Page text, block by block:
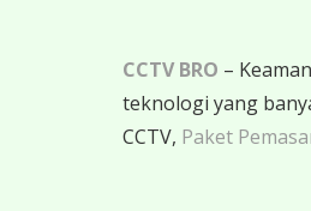
CCTV BRO –
teknologi yang
CCTV, Paket